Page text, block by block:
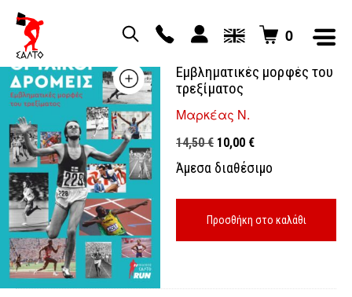
0
Εμβληματικές μορφές του
τρεξίματος
Μαρκέας Ν.
14,50€ Original
price
14,50 €.
10,00 €Η
τρέχουσα
τιμή
είναι:
10,00 €.
Άμεσα διαθέσιμο
Προσθήκη στο καλάθι